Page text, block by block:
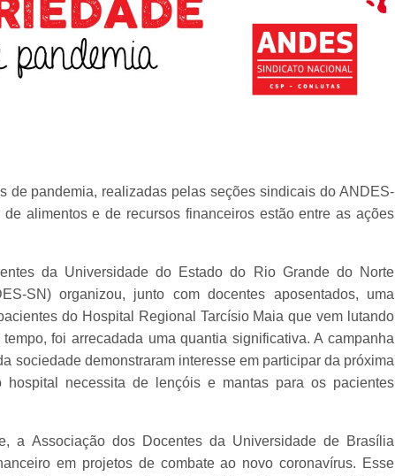
de pandemia, realizadas pelas seções sindicais do ANDES-
alimentos e de recursos financeiros estão entre as ações
da Universidade do Estado do Rio Grande do Norte
SN) organizou, junto com docentes aposentados, uma
do Hospital Regional Tarcísio Maia que vem lutando
foi arrecadada uma quantia significativa. A campanha
sociedade demonstraram interesse em participar da próxima
hospital necessita de lençóis e mantas para os pacientes
a Associação dos Docentes da Universidade de Brasília
em projetos de combate ao novo coronavírus. Esse